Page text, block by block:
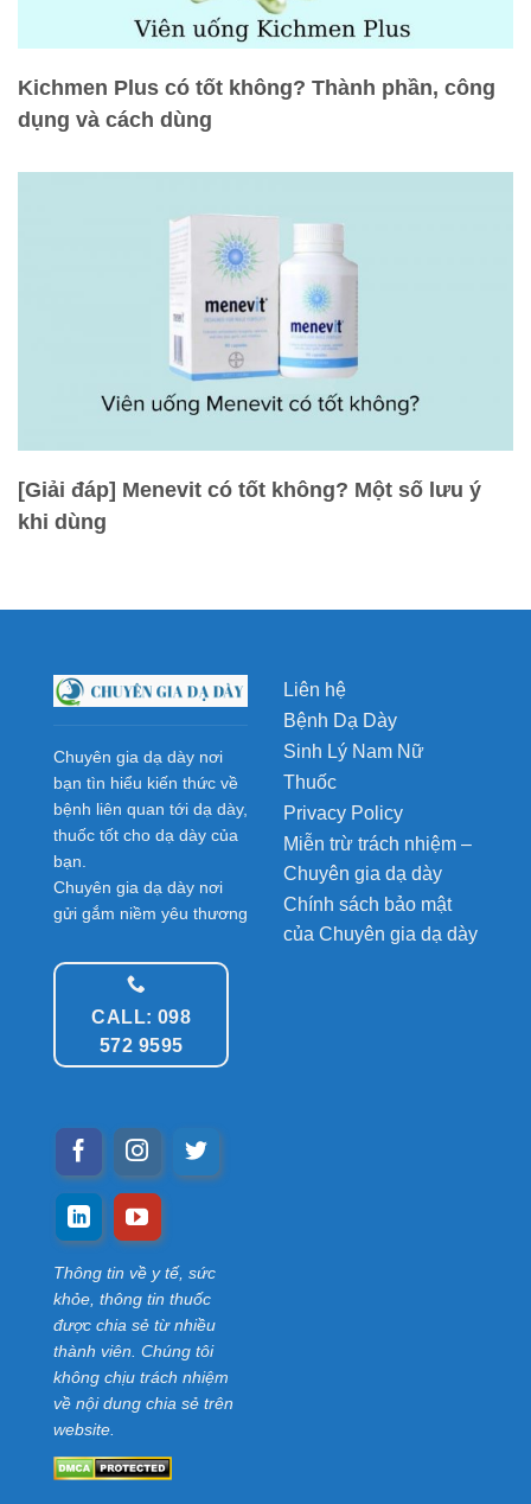
Kichmen Plus có tốt không? Thành phần, công
dụng và cách dùng
[Giải đáp] Menevit có tốt không? Một số lưu ý
khi dùng
Chuyên gia dạ dày nơi
bạn tìn hiểu kiến thức về
bệnh liên quan tới dạ dày,
thuốc tốt cho dạ dày của
bạn.
Chuyên gia dạ dày nơi
gửi gắm niềm yêu thương
CALL: 098
572 9595
Liên hệ
Bệnh Dạ Dày
Sinh Lý Nam Nữ
Thuốc
Privacy Policy
Miễn trừ trách nhiệm –
Chuyên gia dạ dày
Chính sách bảo mật
của Chuyên gia dạ dày
Thông tin về y tế, sức
khỏe, thông tin thuốc
được chia sẻ từ nhiều
thành viên. Chúng tôi
không chịu trách nhiệm
về nội dung chia sẻ trên
website.